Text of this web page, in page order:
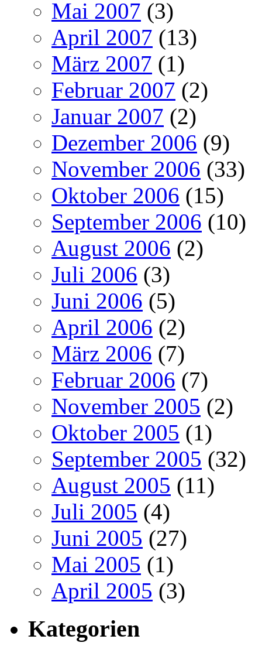
Mai 2007 (3)
April 2007 (13)
März 2007 (1)
Februar 2007 (2)
Januar 2007 (2)
Dezember 2006 (9)
November 2006 (33)
Oktober 2006 (15)
September 2006 (10)
August 2006 (2)
Juli 2006 (3)
Juni 2006 (5)
April 2006 (2)
März 2006 (7)
Februar 2006 (7)
November 2005 (2)
Oktober 2005 (1)
September 2005 (32)
August 2005 (11)
Juli 2005 (4)
Juni 2005 (27)
Mai 2005 (1)
April 2005 (3)
Kategorien